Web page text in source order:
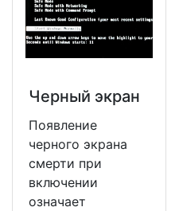
Черный экран
Появление
черного экрана
смерти при
включении
означает